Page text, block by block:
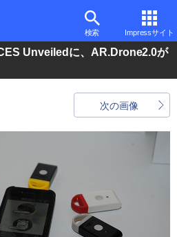
検索 Impressサイト
Unveiledに、AR.Drone2.0が
次の画像